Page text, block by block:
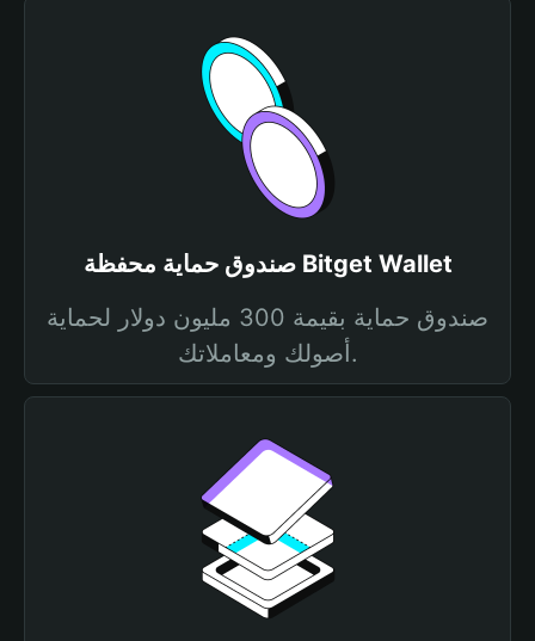
صندوق حماية محفظة Bitget Wallet
صندوق حماية بقيمة 300 مليون دولار لحماية
أصولك ومعاملاتك.